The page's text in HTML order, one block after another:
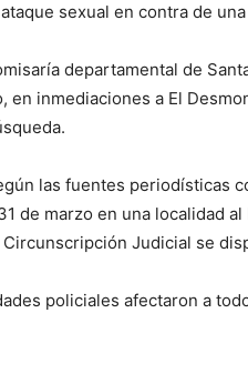
sexual en contra de
departamental de
en inmediaciones a El
las fuentes periodísticas
de marzo en una localidad
Judicial se
policiales afectaron a